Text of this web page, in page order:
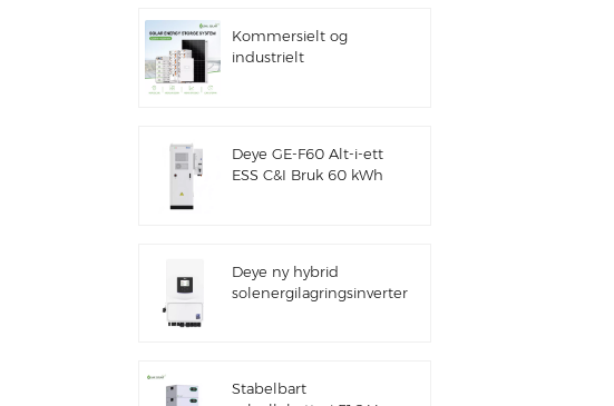
Kommersielt og
industrielt
Deye GE-F60 Alt-i-ett
ESS C&I Bruk 60 kWh
Deye ny hybrid
solenergilagringsinverter
Stabelbart